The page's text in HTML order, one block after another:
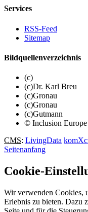
Services
RSS-Feed
Sitemap
Bildquellenverzeichnis
(c)
(c)Dr. Karl Breu
(c)Gronau
(c)Gronau
(c)Gutmann
© Inclusion Europe
CMS: LivingData
Seitenanfang
Cookie-
Wir verwenden Cookies,
Erlebnis zu bieten. Dazu